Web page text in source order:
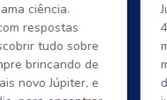
ciência.
respostas
tudo sobre
brincando de
novo Júpiter, e